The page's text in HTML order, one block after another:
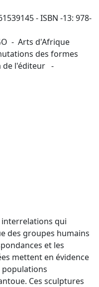
- ISBN -13: 978-
- Arts d'Afrique
des formes
de l'éditeur -
interrelations qui
des groupes humains
et les
mettent en évidence
populations
Ces sculptures